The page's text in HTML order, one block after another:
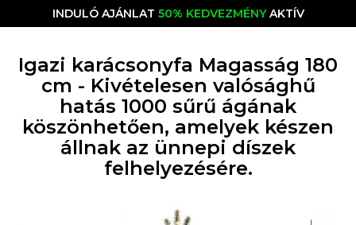
INDULÓ AJÁNLAT 50% KEDVEZMÉNYAKTÍV
Igazi karácsonyfa Magasság 180
cm - Kivételesen valósághű
hatás 1000 sűrű ágának
köszönhetően, amelyek készen
állnak az ünnepi díszek
felhelyezésére.